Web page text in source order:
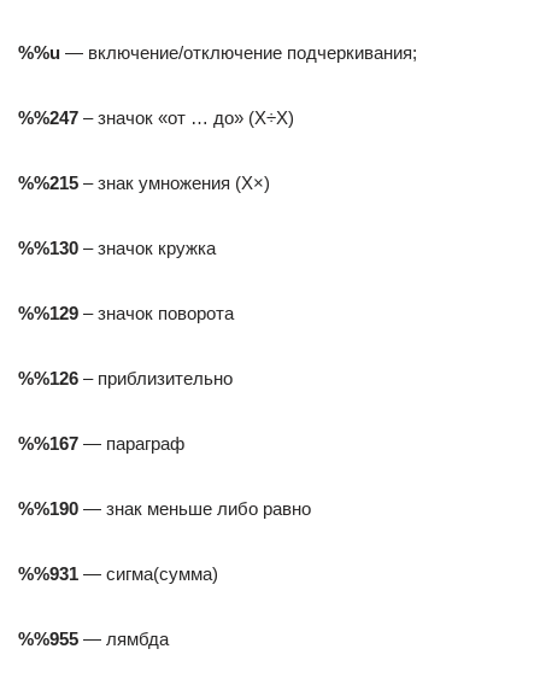
%%u — включение/отключение подчеркивания;
%%247 – значок «от … до» (X÷X)
%%215 – знак умножения (X×)
%%130 – значок кружка
%%129 – значок поворота
%%126 – приблизительно
%%167 — параграф
%%190 — знак меньше либо равно
%%931 — сигма(сумма)
%%955 — лямбда